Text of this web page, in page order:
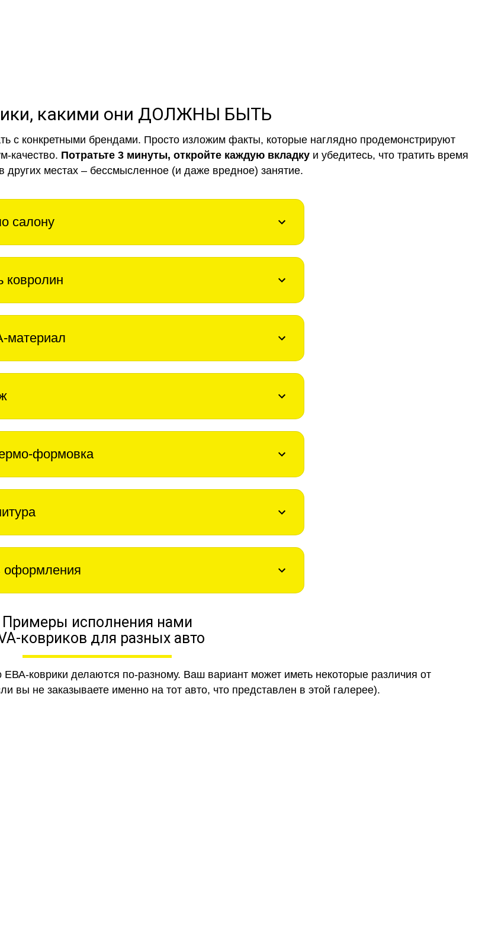
какими они ДОЛЖНЫ БЫТЬ
с конкретными брендами. Просто изложим факты, которые наглядно продемонстрируют
качество. Потратьте 3 минуты, откройте каждую вкладку и убедитесь, что тратить время
других местах – бессмысленное (и даже вредное) занятие.
салону
ковролин
материал
формовка
оформления
Примеры исполнения нами
ковриков для разных авто
ЕВА-коврики делаются по-разному. Ваш вариант может иметь некоторые различия от
вы не заказываете именно на тот авто, что представлен в этой галерее).